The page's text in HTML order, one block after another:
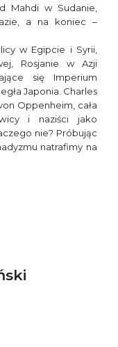
Mahdi w Sudanie,
a na koniec –
w Egipcie i Syrii,
Rosjanie w Azji
się Imperium
Japonia. Charles
Oppenheim, cała
i naziści jako
nie? Próbując
natrafimy na